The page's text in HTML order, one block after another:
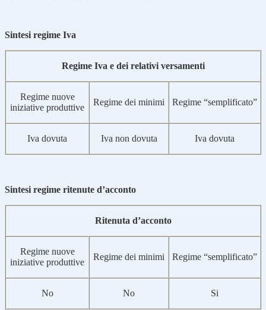
Sintesi regime Iva
Regime Iva e dei relativi versamenti
Regime nuove
iniziative produttive
Regime dei minimi Regime “semplificato”
Iva dovuta Iva non dovuta Iva dovuta
Sintesi regime ritenute d’acconto
Ritenuta d’acconto
Regime nuove
iniziative produttive
Regime dei minimi Regime “semplificato”
No No Si